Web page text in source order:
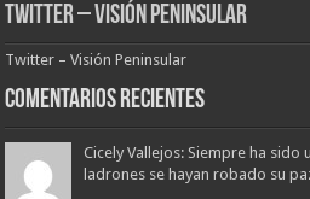
Twitter – Visión Peninsular
Twitter – Visión Peninsular
Comentarios Recientes
Cicely Vallejos: Siempre ha
ladrones se hayan robado su